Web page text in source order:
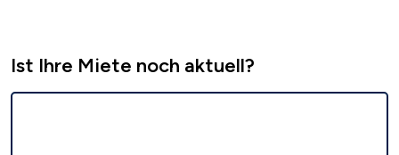
Ist Ihre Miete noch aktuell?